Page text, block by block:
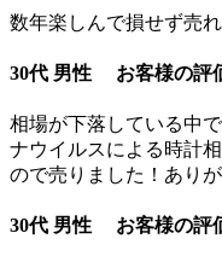
数年楽しんで損せず売
30代 男性 お客様の評
相場が下落している中
ナウイルスによる時計
ので売りました！あり
30代 男性 お客様の評